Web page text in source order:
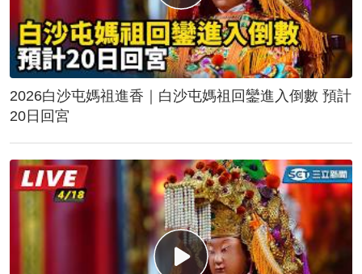
2026白沙屯媽祖進香｜白沙屯媽祖回鑾進入倒數 預計
20日回宮